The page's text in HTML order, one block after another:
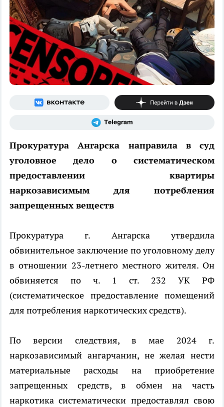
Прокуратура Ангарска направила в суд
уголовное дело о систематическом
предоставлении квартиры
наркозависимым для потребления
запрещенных веществ
Прокуратура г. Ангарска утвердила
обвинительное заключение по уголовному делу
в отношении 23-летнего местного жителя. Он
обвиняется по ч. 1 ст. 232 УК РФ
(систематическое предоставление помещений
для потребления наркотических средств).
По версии следствия, в мае 2024 г.
наркозависимый ангарчанин, не желая нести
материальные расходы на приобретение
запрещенных средств, в обмен на часть
наркотика систематически предоставлял свою